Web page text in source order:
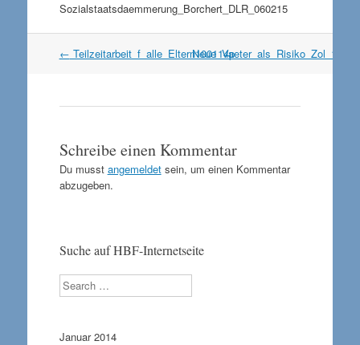
Sozialstaatsdaemmerung_Borchert_DLR_060215
Artikel
← Teilzeitarbeit_f_alle_Eltern100114p
Schreibe einen Kommentar
Du musst angemeldetsein, um einen Kommentar
abzugeben.
Suche auf HBF-Internetseite
Search
Januar 2014